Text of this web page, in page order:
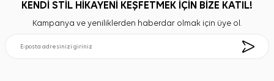
KENDİ STİL HİKAYENİ KEŞFETMEK İÇİN BİZE KATIL!
Kampanya ve yeniliklerden haberdar olmak için üye ol.